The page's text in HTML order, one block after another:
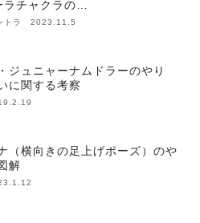
チャクラの…
トラ 2023.11.5
ジュニャーナムドラーのやり
に関する考察
（横向きの足上げポーズ）のや
解